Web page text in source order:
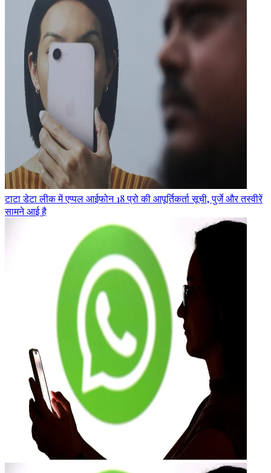
टाटा डेटा लीक में एप्पल आईफोन 18 प्रो की आपूर्तिकर्ता सूची, पुर्जे और तस्वीरें
सामने आई है